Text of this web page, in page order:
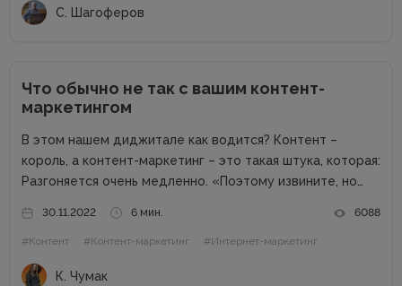
С. Шагоферов
Что обычно не так с вашим контент-
маркетингом
В этом нашем диджитале как водится? Контент –
король, а контент-маркетинг – это такая штука, которая:
Разгоняется очень медленно. «Поэтому извините, но
просто тратить деньги.» Вообще не факт, что взлетит.
«Поэтому...
30.11.2022 6 мин. 6088
#Контент #Контент-маркетинг #Интернет-маркетинг
К. Чумак